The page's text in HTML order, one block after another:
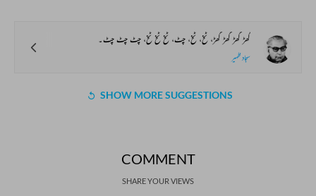
گھڑ گھڑ گھڑ گھڑ، ٹخ، ٹخ، چٹ، ٹخ ٹخ ٹخ، چٹ چٹ چٹ۔
سجاد ظہیر
SHOW MORE SUGGESTIONS
COMMENT
SHARE YOUR VIEWS